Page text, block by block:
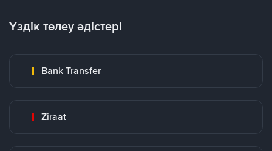
Үздік төлеу әдістері
Bank Transfer
Ziraat